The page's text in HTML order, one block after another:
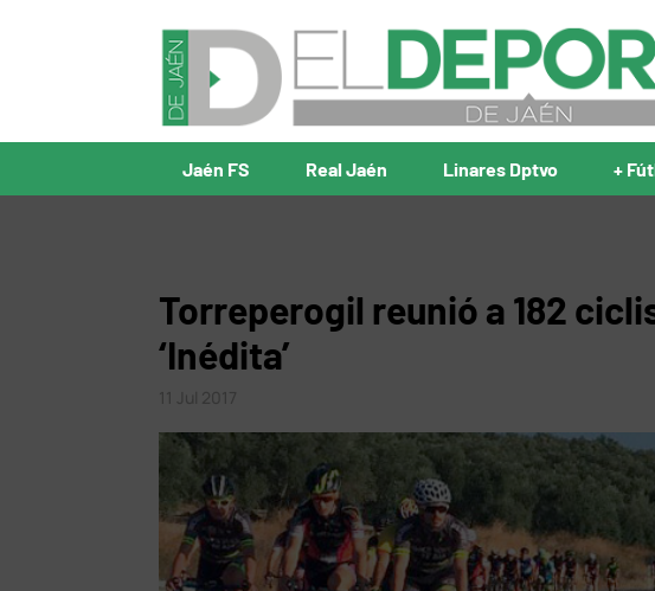
Jaén FS Real Jaén Linares Dptvo +
Torreperogil reunió a 182
‘Inédita’